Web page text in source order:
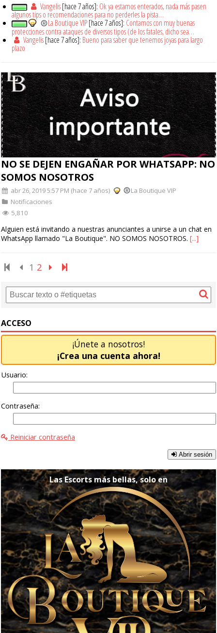
Vangelis[hace 7 años]: Ok ya estamos enterados, nada más pasen
algunos tips o recomendaciones para no perderles la pista…
La Boutique VIP[hace 7 años]: Contamos con muy buenas
protecciones contra ataques de diversos tipos (de los fatales, dicho sea…
Vangelis[hace 7 años]: Bueno para saber que tenemos joyas para largo
plazo
NO SE DEJEN ENGAÑAR POR WHATSAPP: NO
SOMOS NOSOTROS
abr 26, 2019 5:57 PM (hace 7 años)
La Boutique VIP
Notificaciones
5,810
Alguien está invitando a nuestras anunciantes a unirse a un chat en
WhatsApp llamado "La Boutique". NO SOMOS NOSOTROS. [...]
1 2
ACCESO
¡Únete a nosotros!
¡Crea una cuenta ahora!
Usuario:
Contraseña:
Reiniciar contraseña
Abrir sesión
Las Escorts más bellas, solo en